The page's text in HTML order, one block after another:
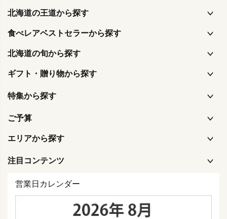
北海道の王道から探す
食べレアベストセラーから探す
北海道の旬から探す
ギフト・贈り物から探す
特集から探す
ご予算
エリアから探す
注目コンテンツ
営業日カレンダー